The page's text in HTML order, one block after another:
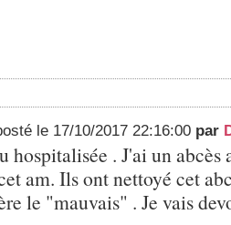
le 17/10/2017 22:16:00 par
hospitalisée . J'ai un abcès
am. Ils ont nettoyé cet
le "mauvais" . Je vais